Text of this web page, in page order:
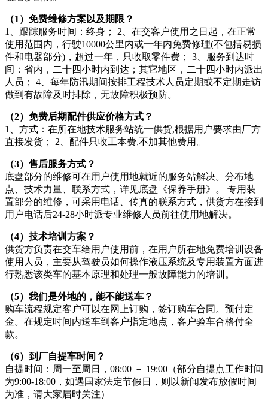
（1）免费维修方案以及期限？
1、跟踪服务时间：终身； 2、在交客户使用之日起，在正常
使用范围内，行驶10000公里内或一年内免费修理(不包括易损
件和电器部分)，超过一年，只收取零件费； 3、服务到达时
间：省内，二十四小时内到达；其它地区，二十四小时内派出
人员； 4、每年防汛期间按排工程技术人员定期或不定期走访
做到有故障及时排除，无故障积极预防。
（2）免费后期配件供应价格方式？
1、方式：在所在地技术服务站统一供货,根据用户要求由厂方
直接发货； 2、配件只收工本费,不加其他费用。
（3）售后服务方式？
底盘部分的维修可在用户使用地就近的服务站解决。分布地
点、技术力量、联系方式，详见底盘《保养手册》。 专用装
置部分的维修，可采用电话、传真的联系方式，供货方在接到
用户电话后24-28小时派专业维修人员前往使用地解决。
（4）技术培训方案？
供货方负责在交车给用户使用前，在用户所在地免费培训设备
使用人员，主要从驾驶员如何操作液压系统及专用装置方面进
行熟悉该类车的基本原理和处理一般故障能力的培训。
（5）我们是外地的，能不能送车？
购车流程规定客户可以在网上订购，签订购车合同。预付定
金。在规定时间内送车到客户指定地点，客户验车合格付全
款。
（6）到厂自提车时间？
自提时间：周一至周日，08:00 － 19:00（部分自提点工作时间
为9:00-18:00，如遇国家法定节假日，则以新闻发布放假时间
为准，请大家届时关注）